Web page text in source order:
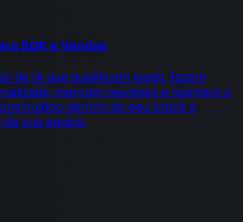
SDR e Vendas
de IA que qualificam leads, fazem
marcam reunioes e mantem o
dentro do seu stack e
sua equipa.